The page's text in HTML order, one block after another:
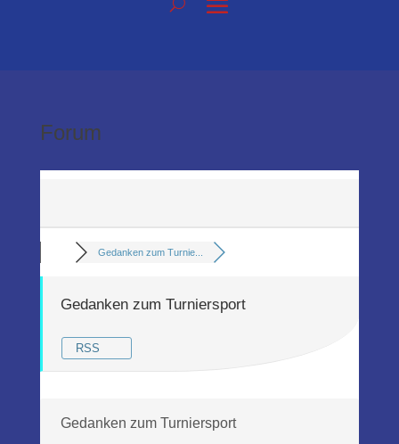
Forum
Gedanken zum Turnie...
Gedanken zum Turniersport
RSS
Gedanken zum Turniersport